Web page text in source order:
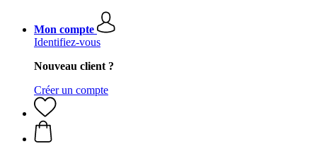
Mon compte
Identifiez-vous
Nouveau client ?
Créer un compte